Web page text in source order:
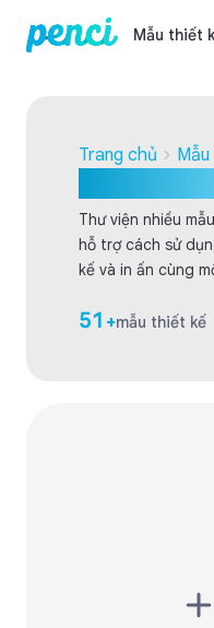
Mẫu thiết
Trang chủ
Thư viện nhiều
hỗ trợ cách sử
kế và in ấn cùng
51 +mẫu thiết kế